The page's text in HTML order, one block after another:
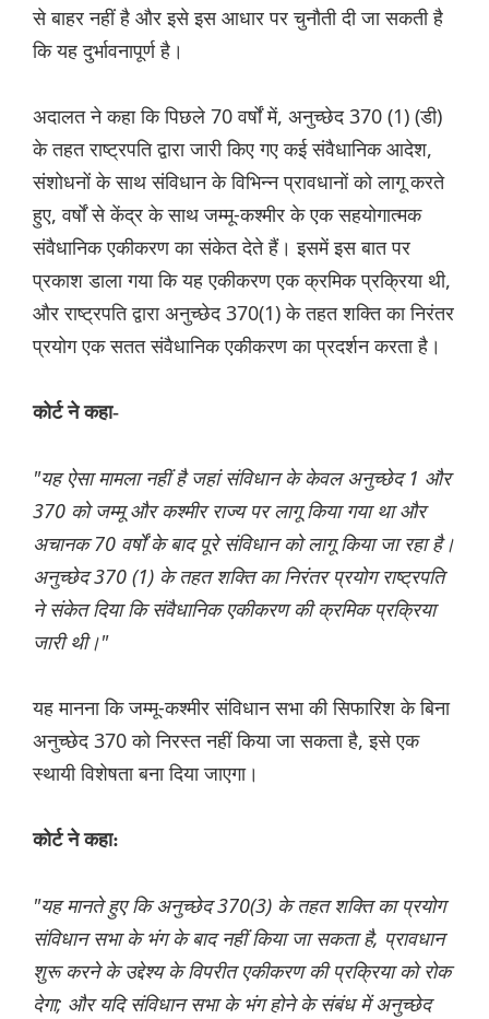
से बाहर नहीं है और इसे इस आधार पर चुनौती दी जा सकती है
कि यह दुर्भावनापूर्ण है।
अदालत ने कहा कि पिछले 70 वर्षों में, अनुच्छेद 370 (1) (डी)
के तहत राष्ट्रपति द्वारा जारी किए गए कई संवैधानिक आदेश,
संशोधनों के साथ संविधान के विभिन्न प्रावधानों को लागू करते
हुए, वर्षों से केंद्र के साथ जम्मू-कश्मीर के एक सहयोगात्मक
संवैधानिक एकीकरण का संकेत देते हैं। इसमें इस बात पर
प्रकाश डाला गया कि यह एकीकरण एक क्रमिक प्रक्रिया थी,
और राष्ट्रपति द्वारा अनुच्छेद 370(1) के तहत शक्ति का निरंतर
प्रयोग एक सतत संवैधानिक एकीकरण का प्रदर्शन करता है।
कोर्ट ने कहा-
"यह ऐसा मामला नहीं है जहां संविधान के केवल अनुच्छेद 1 और
370 को जम्मू और कश्मीर राज्य पर लागू किया गया था और
अचानक 70 वर्षों के बाद पूरे संविधान को लागू किया जा रहा है।
अनुच्छेद 370 (1) के तहत शक्ति का निरंतर प्रयोग राष्ट्रपति
ने संकेत दिया कि संवैधानिक एकीकरण की क्रमिक प्रक्रिया
जारी थी।"
यह मानना कि जम्मू-कश्मीर संविधान सभा की सिफारिश के बिना
अनुच्छेद 370 को निरस्त नहीं किया जा सकता है, इसे एक
स्थायी विशेषता बना दिया जाएगा।
कोर्ट ने कहा:
"यह मानते हुए कि अनुच्छेद 370(3) के तहत शक्ति का प्रयोग
संविधान सभा के भंग के बाद नहीं किया जा सकता है, प्रावधान
शुरू करने के उद्देश्य के विपरीत एकीकरण की प्रक्रिया को रोक
देगा; और यदि संविधान सभा के भंग होने के संबंध में अनुच्छेद